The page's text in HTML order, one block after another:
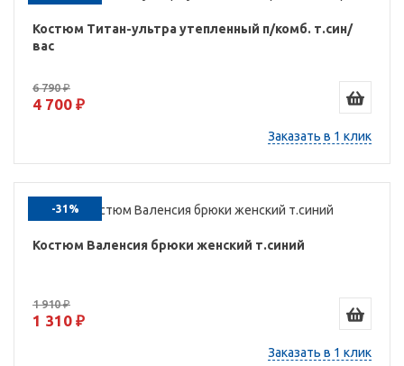
Костюм Титан-ультра утепленный п/комб. т.син/
вас
6 790 ₽
4 700 ₽
Заказать в 1 клик
-31%
Костюм Валенсия брюки женский т.синий
1 910 ₽
1 310 ₽
Заказать в 1 клик